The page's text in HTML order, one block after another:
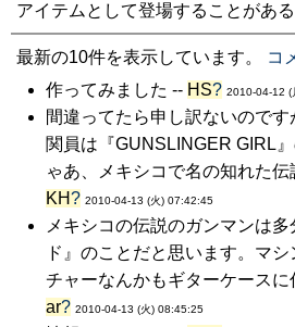
アイテムとして登場することがある
最新の10件を表示しています。
コ
作ってみました -- HS? 2010-04-12 (
間違ってたら申し訳ないので
関員は『GUNSLINGER GIRL
ゃあ、メキシコで名の知れた
KH? 2010-04-13 (火) 07:42:45
メキシコの伝説のガンマンは
ド』のことだと思います。マ
チャーなんかもギターケース
ar? 2010-04-13 (火) 08:45:25